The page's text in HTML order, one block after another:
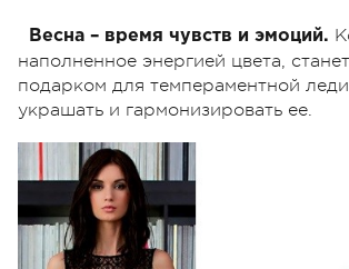
Весна – время чувств и эмоций.
наполненное энергией цвета,
подарком для темпераментной
украшать и гармонизировать ее.